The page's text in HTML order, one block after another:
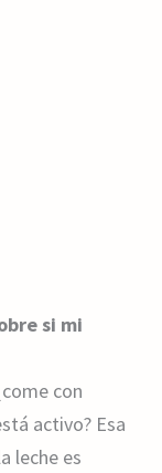
si mi
con
activo? Esa
leche es